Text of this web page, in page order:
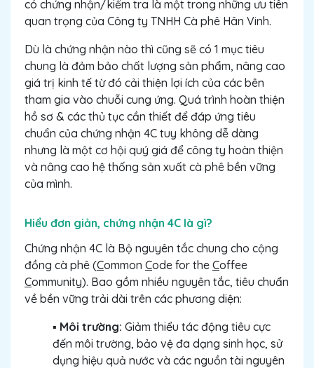
có chứng nhận/kiểm tra là một trong những ưu tiên
quan trọng của Công ty TNHH Cà phê Hân Vinh.
Dù là chứng nhận nào thì cũng sẽ có 1 mục tiêu
chung là đảm bảo chất lượng sản phẩm, nâng cao
giá trị kinh tế từ đó cải thiện lợi ích của các bên
tham gia vào chuỗi cung ứng. Quá trình hoàn thiện
hồ sơ & các thủ tục cần thiết để đáp ứng tiêu
chuẩn của chứng nhận 4C tuy không dễ dàng
nhưng là một cơ hội quý giá để công ty hoàn thiện
và nâng cao hệ thống sản xuất cà phê bền vững
của mình.
Hiểu đơn giản, chứng nhận 4C là gì?
Chứng nhận 4C là Bộ nguyên tắc chung cho cộng
đồng cà phê (Common Code for the Coffee
Community). Bao gồm nhiều nguyên tắc, tiêu chuẩn
về bền vững trải dài trên các phương diện:
▪️ Môi trường: Giảm thiểu tác động tiêu cực
đến môi trường, bảo vệ đa dạng sinh học, sử
dụng hiệu quả nước và các nguồn tài nguyên